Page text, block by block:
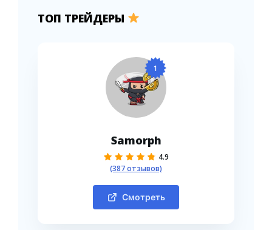
ТОП ТРЕЙДЕРЫ
1
Samorph
4.9
(387 отзывов)
Смотреть